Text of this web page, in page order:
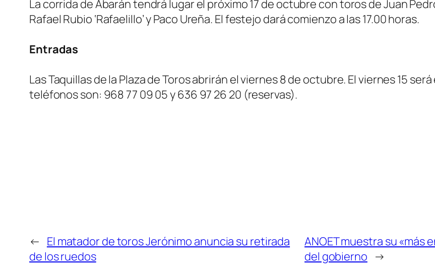
La corrida de Abarán tendrá lugar el próximo 17 de octubre con toros de Juan
Rafael Rubio ‘Rafaelillo’ y Paco Ureña. El festejo dará comienzo a las 17.00 horas.
Entradas
Las Taquillas de la Plaza de Toros abrirán el viernes 8 de octubre. El viernes 15
teléfonos son: 968 77 09 05 y 636 97 26 20 (reservas).
← El matador de toros Jerónimo anuncia su retirada
de los ruedos
ANOET muestra su «más
del gobierno →